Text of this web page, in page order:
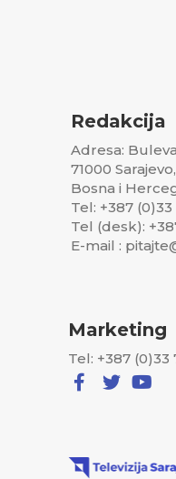
Redakcija
Adresa:
71000 Sarajevo,
Bosna i
Tel: +387
Tel (desk):
E-mail :
Marketing
Tel: +387 (0)33